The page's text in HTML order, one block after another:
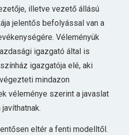
illetve vezető állású
jelentős befolyással van a
Véleményük
igazgató által is
igazgatója elé, aki
mindazon
véleménye szerint a javaslat
eltér a fenti modelltől.